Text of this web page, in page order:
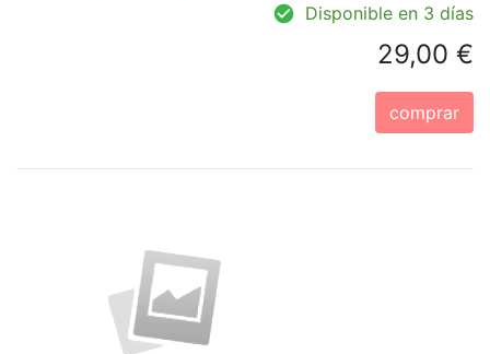
Disponible en 3 días
29,00 €
comprar